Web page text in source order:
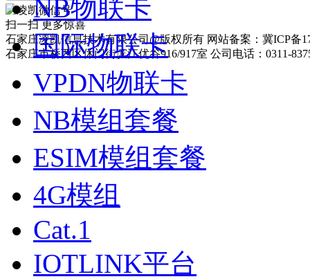
扫一扫 更多惊喜
石家庄凌凯信息技术有限公司@版权所有 网站备案：冀ICP备
石家庄市桥西区休门街滨江优谷916/917室 公司电话：0311-
NB物联卡
国际物联卡
VPDN物联卡
NB模组套餐
ESIM模组套餐
4G模组
Cat.1
IOTLINK平台